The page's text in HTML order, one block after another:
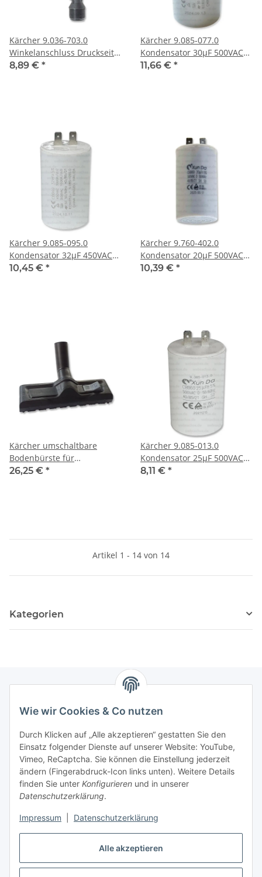
Alle akzeptieren
Wie wir Cookies & Co nutzen
Durch Klicken auf „Alle akzeptieren“ gestatten Sie den
Einsatz folgender Dienste auf unserer Website: YouTube,
Vimeo, ReCaptcha. Sie können die Einstellung jederzeit
ändern (Fingerabdruck-Icon links unten). Weitere Details
finden Sie unter Konfigurieren und in unserer
Datenschutzerklärung.
Impressum Datenschutzerklärung
Kärcher 9.036-703.0
Winkelanschluss Druckseite
für Hochdruckreiniger
8,89 € *
Kärcher 9.085-077.0
Kondensator 30µF 500VAC
für Hochdruckreiniger
11,66 € *
Kärcher 9.085-095.0
Kondensator 32µF 450VAC
für Hochdruckreiniger
10,45 € *
Kärcher 9.760-402.0
Kondensator 20µF 500VAC
für Hochdruckreiniger
10,39 € *
Kärcher umschaltbare
Bodenbürste für
Nass-/Trocken-Saugen mit
26,25 € *
Kärcher 9.085-013.0
Kondensator 25µF 500VAC
für Hochdruckreiniger
8,11 € *
Artikel 1 - 14 von 14
Kategorien
Zahlungsmöglichkeiten
Versandinformationen
Gesetzliche Informationen